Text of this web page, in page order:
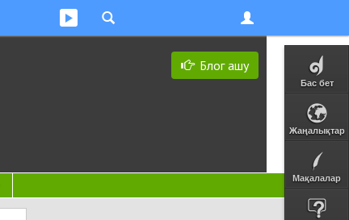
Бас бет
Жаңалықтар
Мақалалар
Блог ашу